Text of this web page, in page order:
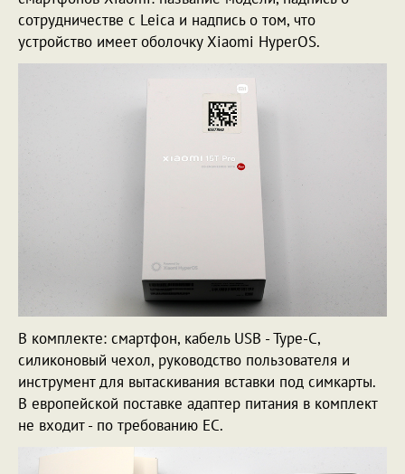
сотрудничестве с Leica и надпись о том, что
устройство имеет оболочку Xiaomi HyperOS.
В комплекте: смартфон, кабель USB - Type-C,
силиконовый чехол, руководство пользователя и
инструмент для вытаскивания вставки под симкарты.
В европейской поставке адаптер питания в комплект
не входит - по требованию ЕС.